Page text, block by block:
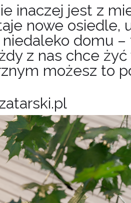
inaczej jest z
nowe osiedle,
domu –
z nas chce
możesz to